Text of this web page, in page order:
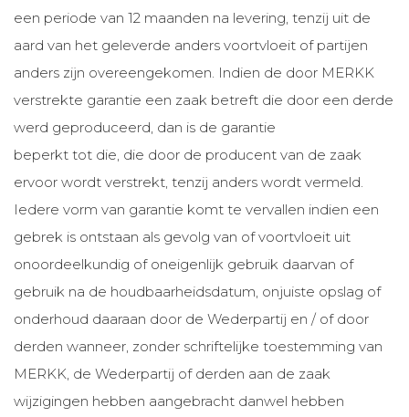
een periode van 12 maanden na levering, tenzij uit de
aard van het geleverde anders voortvloeit of partijen
anders zijn overeengekomen. Indien de door MERKK
verstrekte garantie een zaak betreft die door een derde
werd geproduceerd, dan is de garantie
beperkt tot die, die door de producent van de zaak
ervoor wordt verstrekt, tenzij anders wordt vermeld.
Iedere vorm van garantie komt te vervallen indien een
gebrek is ontstaan als gevolg van of voortvloeit uit
onoordeelkundig of oneigenlijk gebruik daarvan of
gebruik na de houdbaarheidsdatum, onjuiste opslag of
onderhoud daaraan door de Wederpartij en / of door
derden wanneer, zonder schriftelijke toestemming van
MERKK, de Wederpartij of derden aan de zaak
wijzigingen hebben aangebracht danwel hebben